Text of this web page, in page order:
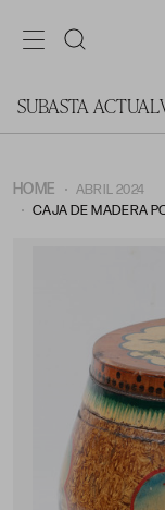
SUBASTA ACTUAL
HOME
ABRIL 2024
CAJA DE MADERA